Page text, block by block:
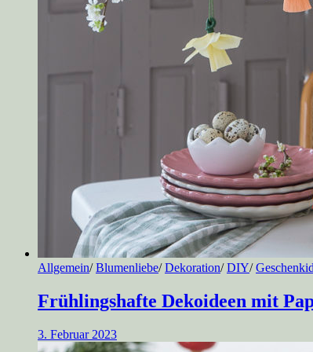
Allgemein/ Blumenliebe/ Dekoration/ DIY/
Frühlingshafte Dekoideen mit
3. Februar 2023